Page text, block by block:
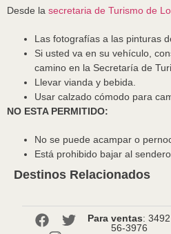
Desde la secretaria de Turismo de
Las fotografías a las pinturas
Si usted va en su vehículo,
camino en la Secretaría de
Llevar vianda y bebida.
Usar calzado cómodo para
NO ESTA PERMITIDO:
No se puede acampar o
Está prohibido bajar al
Destinos Relacionados
Para ventas: 3492
56-3976